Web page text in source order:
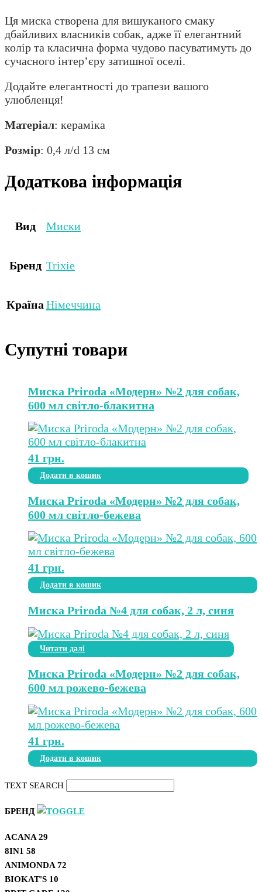
Ця миска створена для вишуканого смаку
дбайливих власників собак, адже її елегантний
колір та класична форма чудово пасуватимуть до
сучасного інтер’єру затишної оселі.
Додайте елегантності до трапези вашого
улюбленця!
Матеріал: кераміка
Розмір: 0,4 л/d 13 см
Додаткова інформація
Вид Миски
Бренд Trixie
Країна Німеччина
Супутні товари
Миска Priroda «Модерн» №2 для собак,
600 мл світло-блакитна
41 грн.
Додати в кошик
Миска Priroda «Модерн» №2 для собак,
600 мл світло-бежева
41 грн.
Додати в кошик
Миска Priroda №4 для собак, 2 л, синя
Читати далі
Миска Priroda «Модерн» №2 для собак,
600 мл рожево-бежева
41 грн.
Додати в кошик
TEXT SEARCH
БРЕНД
ACANA 29
8IN1 58
ANIMONDA 72
BIOKAT'S 10